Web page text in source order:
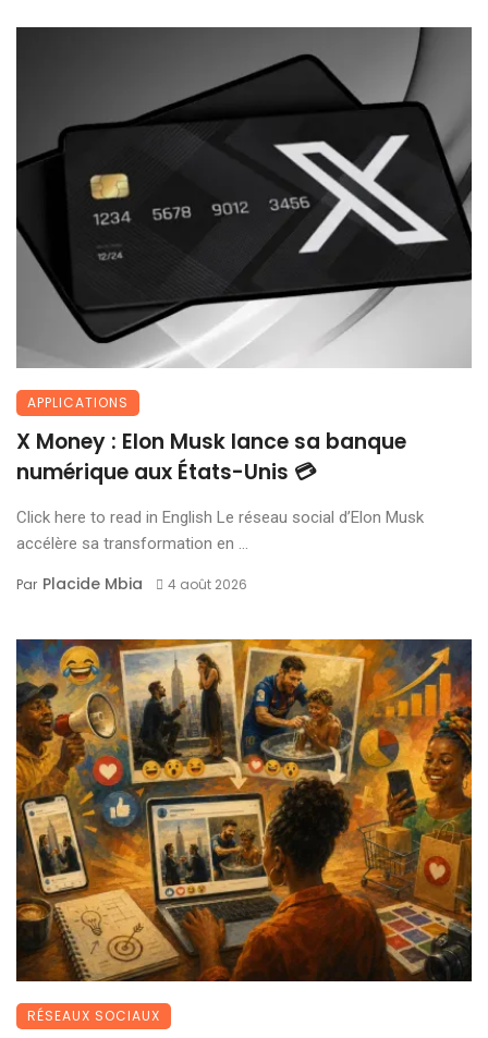
APPLICATIONS
X Money : Elon Musk lance sa banque
numérique aux États-Unis 💳
Click here to read in English Le réseau social d’Elon Musk
accélère sa transformation en ...
Par Placide Mbia 4 août 2026
RÉSEAUX SOCIAUX